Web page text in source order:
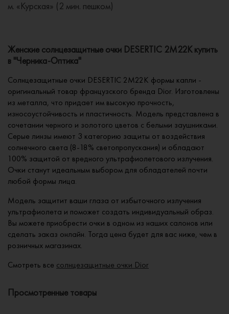
м. «Курская» (2 мин. пешком)
Женские солнцезащитные очки DESERTIC 2M22K купить
в "Черника-Оптика"
Солнцезащитные очки DESERTIC 2M22K формы капли -
оригинальный товар французского бренда Dior. Изготовлены
из металла, что придает им высокую прочность,
износоустойчивость и пластичность. Модель представлена в
сочетании черного и золотого цветов с белыми заушниками.
Серые линзы имеют 3 категорию защиты от воздействия
солнечного света (8-18% светопропускания) и обладают
100% защитой от вредного ультрафиолетового излучения.
Очки станут идеальным выбором для обладателей почти
любой формы лица.
Модель защитит ваши глаза от избыточного излучения
ультрафиолета и поможет создать индивидуальный образ.
Вы можете приобрести очки в одном из наших салонов или
сделать заказ онлайн. Тогда цена будет для вас ниже, чем в
розничных магазинах.
Смотреть все солнцезащитные очки Dior
Просмотренные товары